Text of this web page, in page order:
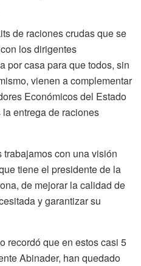
de raciones crudas que se
los dirigentes
por casa para que todos, sin
vienen a complementar
Económicos del Estado
entrega de raciones
trabajamos con una visión
tiene el presidente de la
de mejorar la calidad de
y garantizar su
recordó que en estos casi 5
Abinader, han quedado